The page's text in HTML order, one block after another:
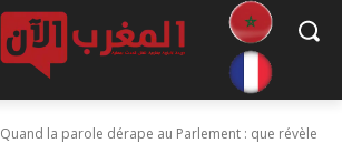
Quand la parole dérape au Parlement : que révèle